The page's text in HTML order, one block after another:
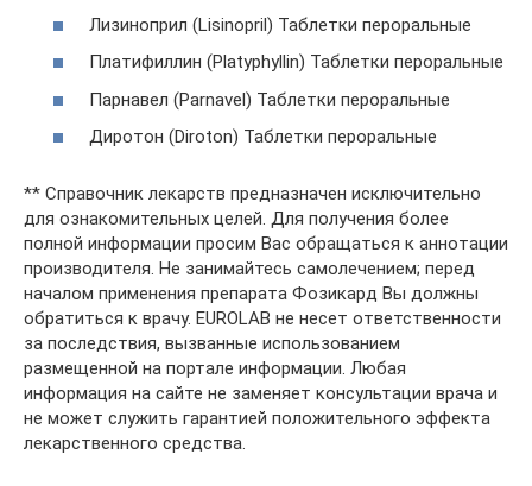
Лизиноприл (Lisinopril) Таблетки пероральные
Платифиллин (Platyphyllin) Таблетки пероральные
Парнавел (Parnavel) Таблетки пероральные
Диротон (Diroton) Таблетки пероральные
** Справочник лекарств предназначен исключительно
для ознакомительных целей. Для получения более
полной информации просим Вас обращаться к аннотации
производителя. Не занимайтесь самолечением; перед
началом применения препарата Фозикард Вы должны
обратиться к врачу. EUROLAB не несет ответственности
за последствия, вызванные использованием
размещенной на портале информации. Любая
информация на сайте не заменяет консультации врача и
не может служить гарантией положительного эффекта
лекарственного средства.